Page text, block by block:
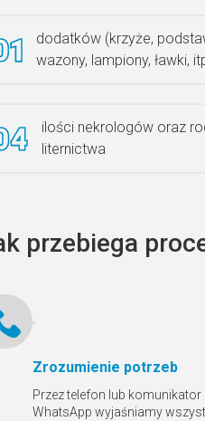
dodatków (krzyże,
wazony, lampiony, ławki,
ilości nekrologów oraz
liternictwa
przebiega
Zrozumienie potrzeb
Przez telefon lub komunikator
WhatsApp wyjaśniamy